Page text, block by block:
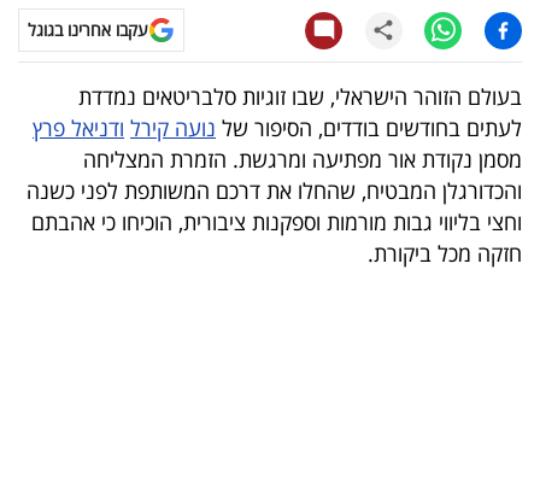
עסקי
ספורט
קריירה
ולימודים
מינויים
רייטינג
עקבו אחרינו בגוגל
בעולם הזוהר הישראלי, שבו זוגיות סלבריטאים נמדדת
לעתים בחודשים בודדים, הסיפור של נועה קירל ודניאל פרץ
מסמן נקודת אור מפתיעה ומרגשת. הזמרת המצליחה
והכדורגלן המבטיח, שהחלו את דרכם המשותפת לפני כשנה
וחצי בליווי גבות מורמות וספקנות ציבורית, הוכיחו כי אהבתם
חזקה מכל ביקורת.